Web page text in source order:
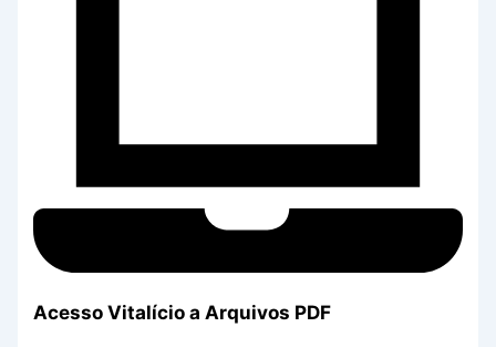
Acesso Vitalício a Arquivos PDF